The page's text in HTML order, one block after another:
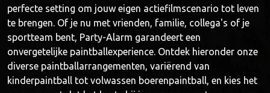
perfecte setting om jouw eigen actiefilmscenario tot leven
te brengen. Of je nu met vrienden, familie, collega's of je
sportteam bent, Party-Alarm garandeert een
onvergetelijke paintballexperience. Ontdek hieronder onze
diverse paintballarrangementen, variërend van
kinderpaintball tot volwassen boerenpaintball, en kies het